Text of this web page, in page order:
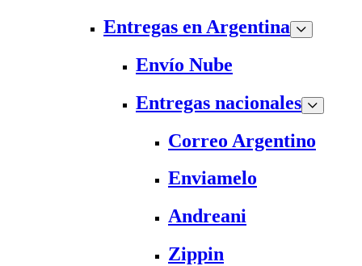
Entregas en Argentina
Envío Nube
Entregas nacionales
Correo Argentino
Enviamelo
Andreani
Zippin